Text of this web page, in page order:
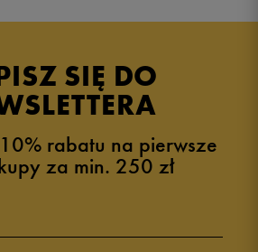
SIĘ DO
rabatu na pierwsze
za min. 250 zł